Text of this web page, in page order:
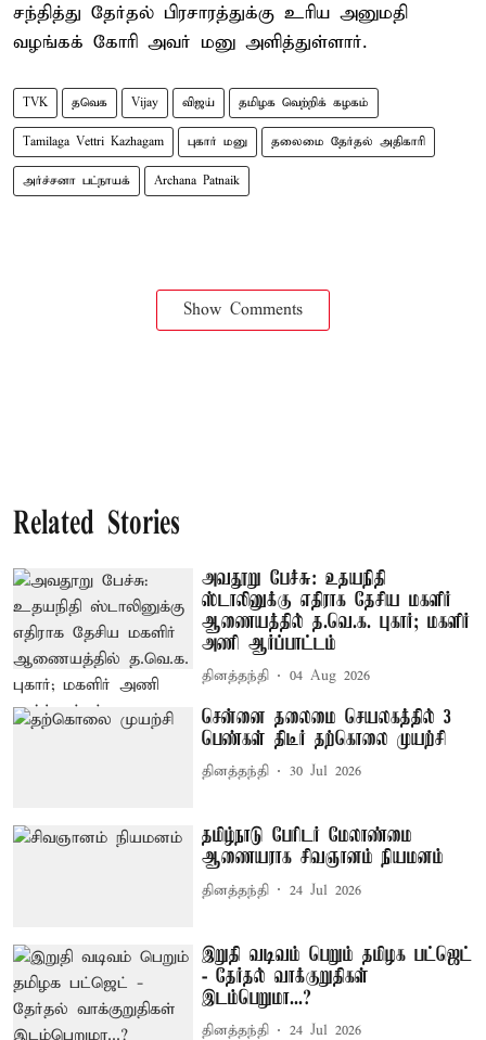
சந்தித்து தேர்தல் பிரசாரத்துக்கு உரிய அனுமதி
வழங்கக் கோரி அவர் மனு அளித்துள்ளார்.
TVK தவெக Vijay விஜய் தமிழக வெற்றிக் கழகம்
Tamilaga Vettri Kazhagam புகார் மனு தலைமை தேர்தல் அதிகாரி
அர்ச்சனா பட்நாயக் Archana Patnaik
Show Comments
Related Stories
அவதூறு பேச்சு: உதயநிதி
ஸ்டாலினுக்கு எதிராக தேசிய மகளிர்
ஆணையத்தில் த.வெ.க. புகார்; மகளிர்
அணி ஆர்ப்பாட்டம்
தினத்தந்தி 04 Aug 2026
சென்னை தலைமை செயலகத்தில் 3
பெண்கள் திடீர் தற்கொலை முயற்சி
தினத்தந்தி 30 Jul 2026
தமிழ்நாடு பேரிடர் மேலாண்மை
ஆணையராக சிவஞானம் நியமனம்
தினத்தந்தி 24 Jul 2026
இறுதி வடிவம் பெறும் தமிழக பட்ஜெட்
- தேர்தல் வாக்குறுதிகள்
இடம்பெறுமா...?
தினத்தந்தி 24 Jul 2026